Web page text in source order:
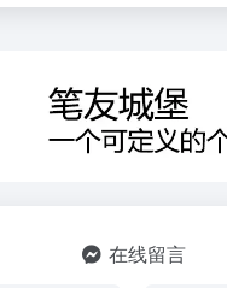
在线留言